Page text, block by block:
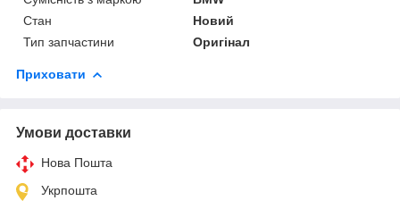
Стан
Новий
Тип запчастини
Оригінал
Приховати
Умови доставки
Нова Пошта
Укрпошта